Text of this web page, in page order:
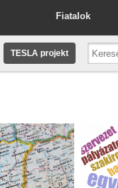
Fiatalok
TESLA projekt